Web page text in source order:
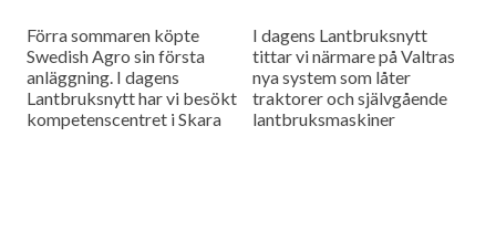
Förra sommaren köpte
Swedish Agro sin första
anläggning. I dagens
Lantbruksnytt har vi besökt
kompetenscentret i Skara
I dagens Lantbruksnytt
tittar vi närmare på Valtras
nya system som låter
traktorer och självgående
lantbruksmaskiner